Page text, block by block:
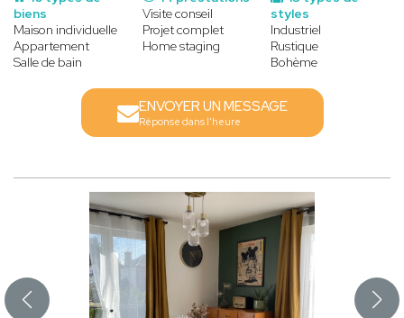
biens
Maison individuelle
Appartement
Salle de bain
styles
Industriel
Rustique
Bohème
Visite conseil
Projet complet
Home staging
ENVOYER UN MESSAGE
Réponse dans l'heure